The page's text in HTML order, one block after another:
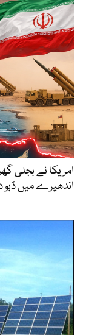
امریکا نے بجلی
اندھیرے میں ڈبو